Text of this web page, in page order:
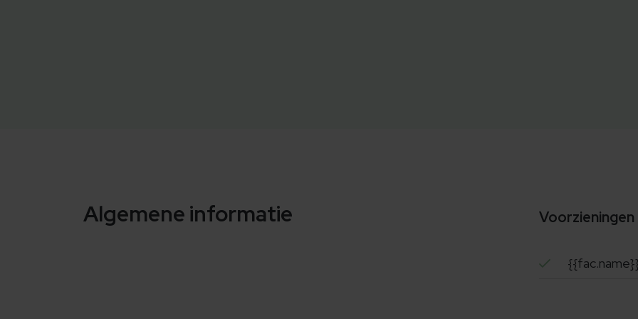
Algemene informatie Voorzieningen